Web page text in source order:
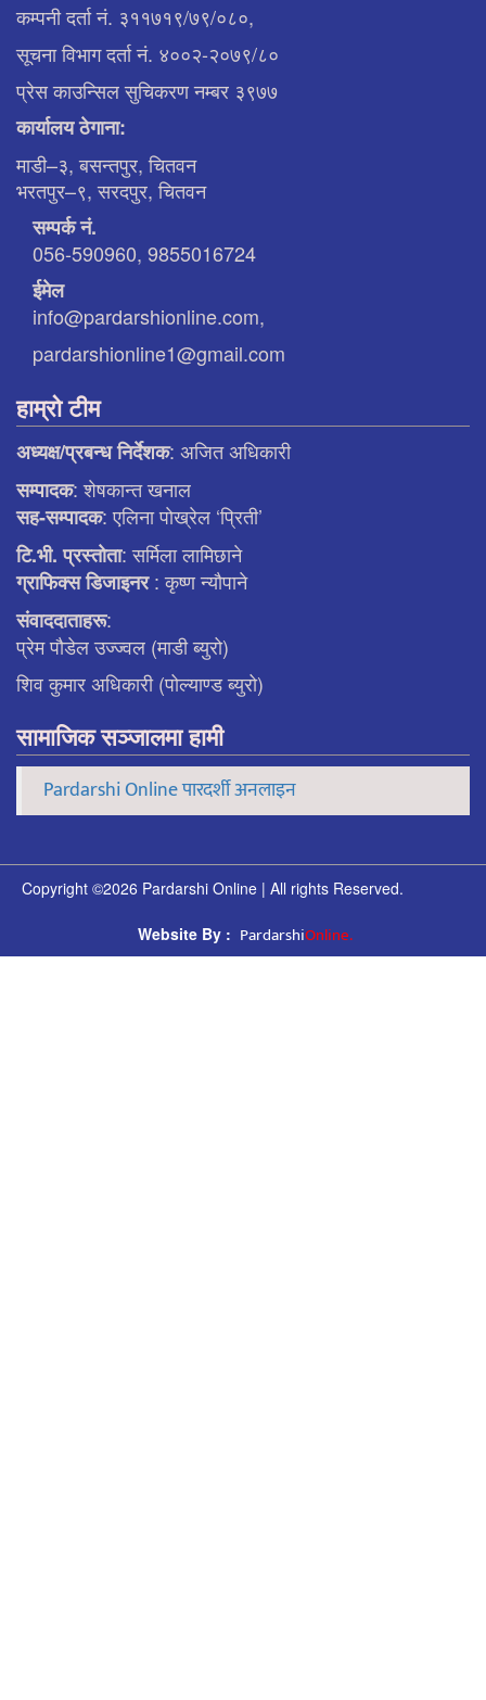
कम्पनी दर्ता नं. ३११७१९/७९/०८०,
सूचना विभाग दर्ता नं. ४००२-२०७९/८०
प्रेस काउन्सिल सुचिकरण नम्बर ३९७७
कार्यालय ठेगाना:
माडी–३, बसन्तपुर, चितवन
भरतपुर–९, सरदपुर, चितवन
सम्पर्क नं.
056-590960, 9855016724
ईमेल
info@pardarshionline.com,
pardarshionline1@gmail.com
हाम्रो टीम
अध्यक्ष/प्रबन्ध निर्देशक: अजित अधिकारी
सम्पादक: शेषकान्त खनाल
सह-सम्पादक: एलिना पाेख्रेल ‘प्रिती’
टि.भी. प्रस्ताेता: सर्मिला लामिछाने
ग्राफिक्स डिजाइनर: कृष्ण न्याैपाने
संवाददाताहरू:
प्रेम पौडेल उज्ज्वल (माडी ब्युरो)
शिव कुमार अधिकारी (पोल्याण्ड ब्युरो)
सामाजिक सञ्जालमा हामी
Pardarshi Online पारदर्शी अनलाइन
Copyright ©2026 Pardarshi Online | All rights Reserved.
Website By : PardarshiOnline.